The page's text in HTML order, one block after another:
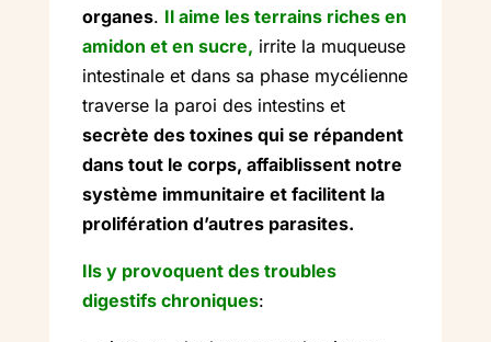
organes. Il aime les terrains riches en
amidon et en sucre, irrite la muqueuse
intestinale et dans sa phase mycélienne
traverse la paroi des intestins et
secrète des toxines qui se répandent
dans tout le corps, affaiblissent notre
système immunitaire et facilitent la
prolifération d’autres parasites.
Ils y provoquent des troubles
digestifs chroniques: